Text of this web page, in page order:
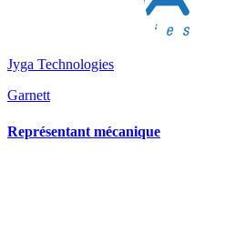
Jyga Technologies
Garnett
Représentant mécanique